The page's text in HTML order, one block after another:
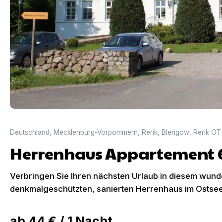
Deutschland Mecklenburg-Vorpommern Rerik Blengow Rerik
Herrenhaus Appartement
Verbringen Sie Ihren nächsten Urlaub in diesem
denkmalgeschützten, sanierten Herrenhaus im